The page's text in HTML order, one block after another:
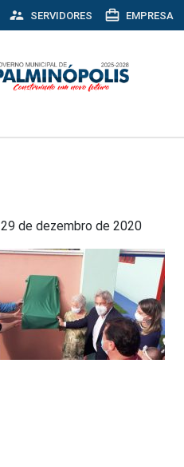
supervisor_account SERVIDORES card_travel EMPRESA
29 de dezembro de 2020